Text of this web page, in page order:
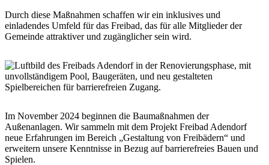
Durch diese Maßnahmen schaffen wir ein inklusives und
einladendes Umfeld für das Freibad, das für alle Mitglieder der
Gemeinde attraktiver und zugänglicher sein wird.
Im November 2024 beginnen die Baumaßnahmen der
Außenanlagen. Wir sammeln mit dem Projekt Freibad Adendorf
neue Erfahrungen im Bereich „Gestaltung von Freibädern“ und
erweitern unsere Kenntnisse in Bezug auf barrierefreies Bauen und
Spielen.